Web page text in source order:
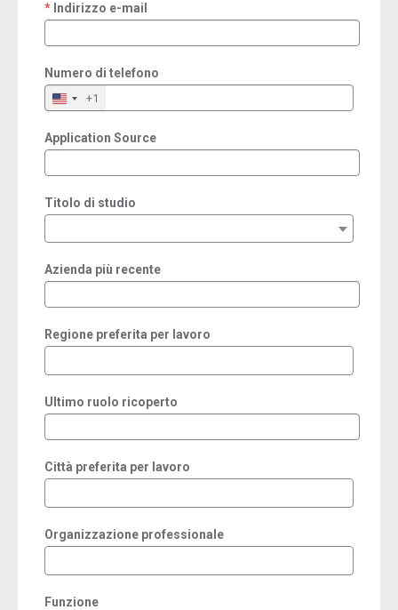
Indirizzo e-mail
required
Numero di telefono
+1
Application Source
Titolo di studio
Azienda più recente
Regione preferita per lavoro
Ultimo ruolo ricoperto
Città preferita per lavoro
Organizzazione professionale
Funzione